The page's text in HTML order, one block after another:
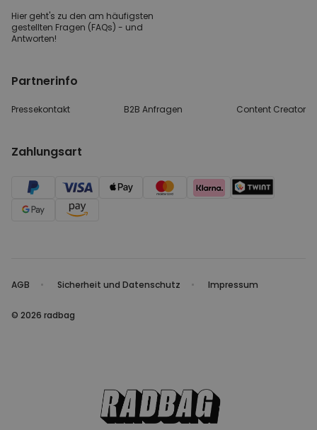
Hier geht's zu den am häufigsten
gestellten Fragen (FAQs) - und
Antworten!
Partnerinfo
Pressekontakt B2B Anfragen Content Creator
Zahlungsart
AGB Sicherheit und Datenschutz Impressum
© 2026 radbag